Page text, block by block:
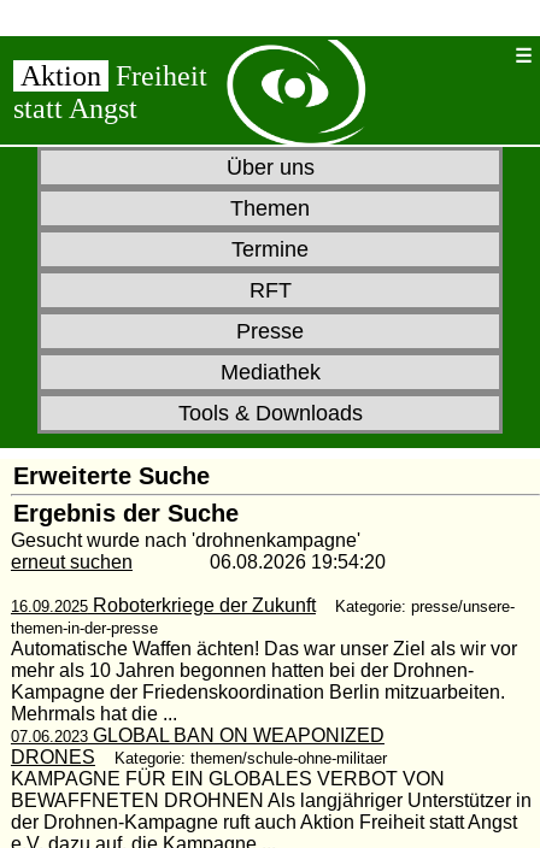
Aktion Freiheit
statt Angst
Über uns
Themen
Termine
RFT
Presse
Mediathek
Tools & Downloads
Erweiterte Suche
Ergebnis der Suche
Gesucht wurde nach 'drohnenkampagne'
erneut suchen 06.08.2026 19:54:20
16.09.2025Roboterkriege der Zukunft
Kategorie: presse/unsere-
themen-in-der-presse
Automatische Waffen ächten! Das war unser Ziel als wir vor
mehr als 10 Jahren begonnen hatten bei der Drohnen-
Kampagne der Friedenskoordination Berlin mitzuarbeiten.
Mehrmals hat die ...
07.06.2023GLOBAL BAN ON WEAPONIZED
DRONES
Kategorie: themen/schule-ohne-militaer
KAMPAGNE FÜR EIN GLOBALES VERBOT VON
BEWAFFNETEN DROHNEN Als langjähriger Unterstützer in
der Drohnen-Kampagne ruft auch Aktion Freiheit statt Angst
e.V. dazu auf, die Kampagne ...